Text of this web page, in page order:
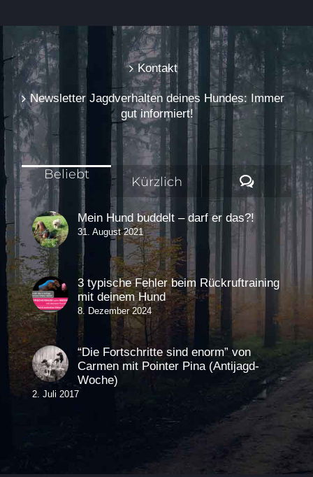
Kontakt
Newsletter Jagdverhalten deines Hundes: Immer
gut informiert!
Beliebt Kürzlich
Mein Hund buddelt – darf er das?!
31. August 2021
3 typische Fehler beim Rückruftraining
mit deinem Hund
8. Dezember 2024
“Die Fortschritte sind enorm” von
Carmen mit Pointer Pina (Antijagd-
Woche)
2. Juli 2017